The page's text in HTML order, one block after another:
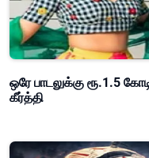
ஒரே பாடலுக்கு ரூ.1.5
கீர்த்தி